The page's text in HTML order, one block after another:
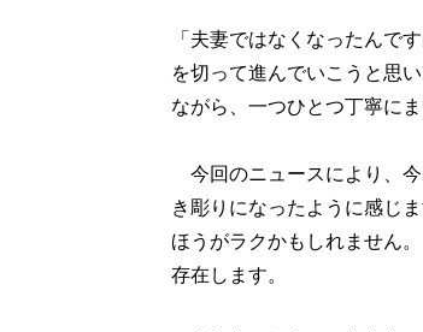
「夫妻ではなくなったんで
を切って進んでいこうと思
ながら、一つひとつ丁寧に
今回のニュースにより、
き彫りになったように感じ
ほうがラクかもしれません
存在します。